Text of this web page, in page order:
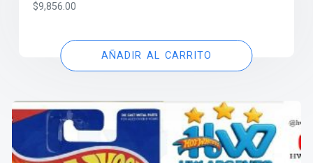
$9,856.00
AÑADIR AL CARRITO